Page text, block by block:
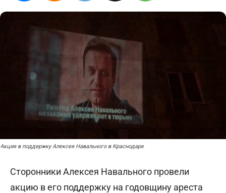
Акция в поддержку Алексея Навального в Краснодаре
Сторонники Алексея Навального провели
акцию в его поддержку на годовщину ареста